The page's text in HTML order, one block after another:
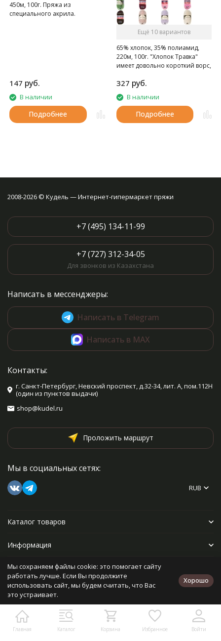
450м, 100г. Пряжа из
специального акрила.
147 руб.
В наличии
Подробнее
Ещё 10 вариантов
65% хлопок, 35% полиамид,
220м, 100г. "Хлопок Травка"
имеет довольно короткий ворс,
выглядит элегантно и стильно.
Нить не путается, не
скручивается, очень легка в
работе, на ощупь удивительно
мягкая и нежная.
327 руб.
В наличии
Подробнее
Главная Каталог Корзина Избранное Войти
2008-2026 © Кудель — Интернет-гипермаркет пряжи
+7 (495) 134-11-99
+7 (727) 312-34-05
Для звонков из Казахстана
Написать в мессенджеры:
Написать в Telegram
Написать в MAX
Контакты:
г. Санкт-Петербург, Невский проспект, д.32-34, лит. А, пом.112Н
(один из пунктов выдачи)
shop@kudel.ru
Проложить маршрут
Мы в социальных сетях:
RUB
Каталог товаров
Информация
Прочее
Политика персональных данных
Разработано в
bodysite.ru
Мы сохраняем файлы cookie: это помогает сайту
работать лучше. Если Вы продолжите
использовать сайт, мы будем считать, что Вас
это устраивает.
Хорошо